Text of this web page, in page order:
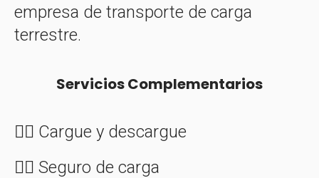
empresa de transporte de carga
terrestre.
Servicios Complementarios
👉🏼 Cargue y descargue
👉🏼 Seguro de carga